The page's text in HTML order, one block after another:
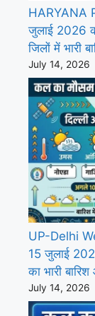
HARYANA
जुलाई 2026
जिलों में भारी
July 14, 2026
UP-Delhi
15 जुलाई
का भारी
July 14, 2026